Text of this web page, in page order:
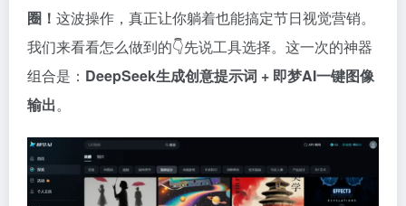
圈！ 这波操作，真正让你躺着也能搞定节日视觉营销。
我们来看看怎么做到的👇先说工具选择。这一次的神器
组合是： DeepSeek生成创意提示词 + 即梦AI一键图像
输出。